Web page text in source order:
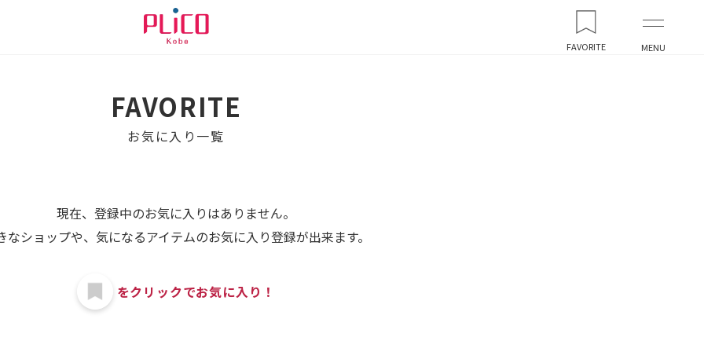
FAVORITE MENU
FAVORITE
お気に入り一覧
現在、登録中のお気に入りはありません。
なショップや、気になるアイテムのお気に入り登録が出来ます。
をクリックでお気に入り！